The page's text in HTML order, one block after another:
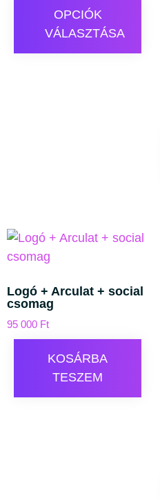
OPCIÓK
VÁLASZTÁSA
Logó + Arculat + social
csomag
95 000 Ft
KOSÁRBA
TESZEM